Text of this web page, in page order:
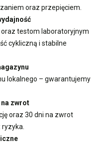
oraz przepięciem.
testom laboratoryjnym
cykliczną i stabilne
lokalnego – gwarantujemy
zwrot
oraz 30 dni na zwrot